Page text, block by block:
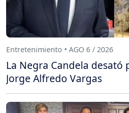
Entretenimiento • AGO 6 / 2026
La Negra Candela desató
Jorge Alfredo Vargas